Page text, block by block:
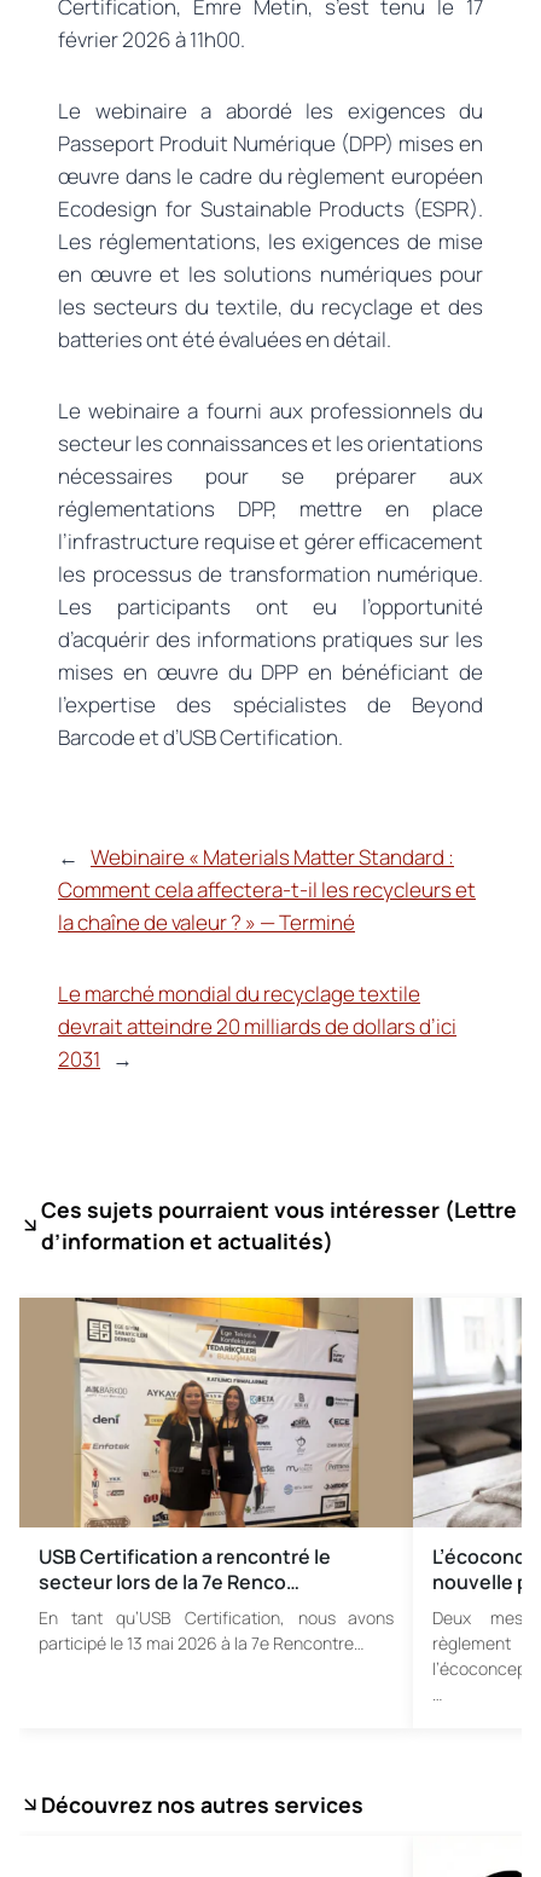
Certification, Emre Metin, s’est tenu le 17
février 2026 à 11h00.
Le webinaire a abordé les exigences du
Passeport Produit Numérique (DPP) mises en
œuvre dans le cadre du règlement européen
Ecodesign for Sustainable Products (ESPR).
Les réglementations, les exigences de mise
en œuvre et les solutions numériques pour
les secteurs du textile, du recyclage et des
batteries ont été évaluées en détail.
Le webinaire a fourni aux professionnels du
secteur les connaissances et les orientations
nécessaires pour se préparer aux
réglementations DPP, mettre en place
l’infrastructure requise et gérer efficacement
les processus de transformation numérique.
Les participants ont eu l’opportunité
d’acquérir des informations pratiques sur les
mises en œuvre du DPP en bénéficiant de
l’expertise des spécialistes de Beyond
Barcode et d’USB Certification.
← Webinaire « Materials Matter Standard :
Comment cela affectera-t-il les recycleurs et
la chaîne de valeur ? » — Terminé
Le marché mondial du recyclage textile
devrait atteindre 20 milliards de dollars d’ici
2031
→
Ces sujets pourraient vous intéresser (Lettre
d’information et actualités)
USB Certification a rencontré le
secteur lors de la 7e Renco…
En tant qu’USB Certification, nous avons
participé le 13 mai 2026 à la 7e Rencontre…
nouvelle
Deux
règlement
…
Découvrez nos autres services